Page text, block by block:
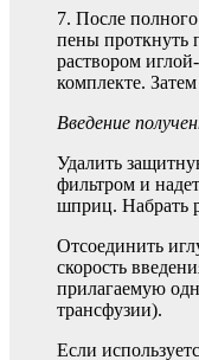
7. После
пены проткнуть
раствором
комплекте.
Введение
Удалить
фильтром и
шприц. Набрать
Отсоединить
скорость
прилагаемую
трансфузии).
Если